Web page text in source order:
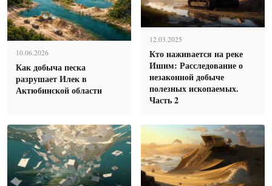
10.06.2026
Как добыча песка
разрушает Илек в
Актюбинской области
12.03.2025
Кто наживается на реке
Ишим: Расследование о
незаконной добыче
полезных ископаемых.
Часть 2